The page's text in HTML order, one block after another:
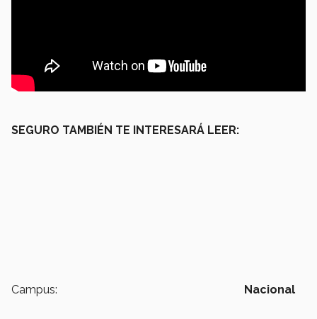
SEGURO TAMBIÉN TE INTERESARÁ LEER:
Campus: Nacional